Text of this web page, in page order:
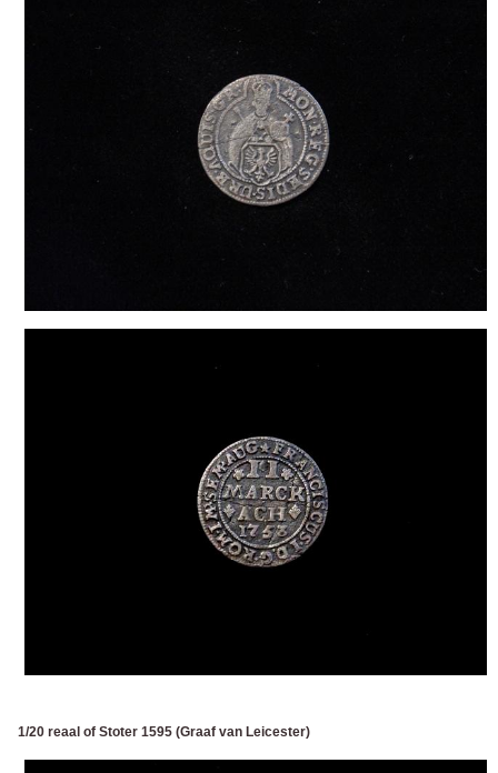
1/20 reaal of Stoter 1595 (Graaf van Leicester)